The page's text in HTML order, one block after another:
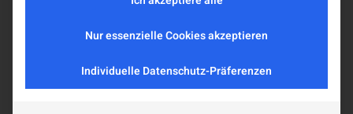
Nur essenzielle Cookies akzeptieren
Individuelle Datenschutz-Präferenzen